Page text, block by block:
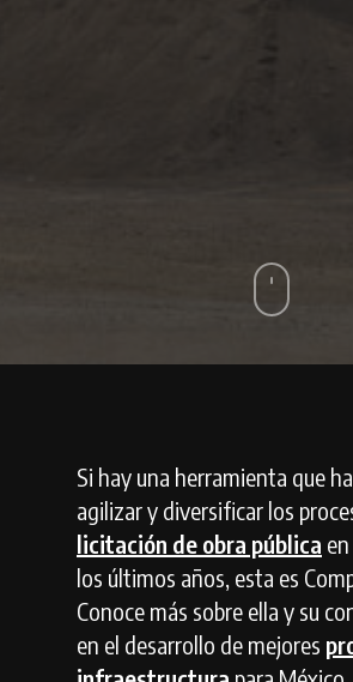
Si hay una herramienta que
agilizar y diversificar los
licitación de obra pública
los últimos años, esta es
Conoce más sobre ella y su
en el desarrollo de mejores